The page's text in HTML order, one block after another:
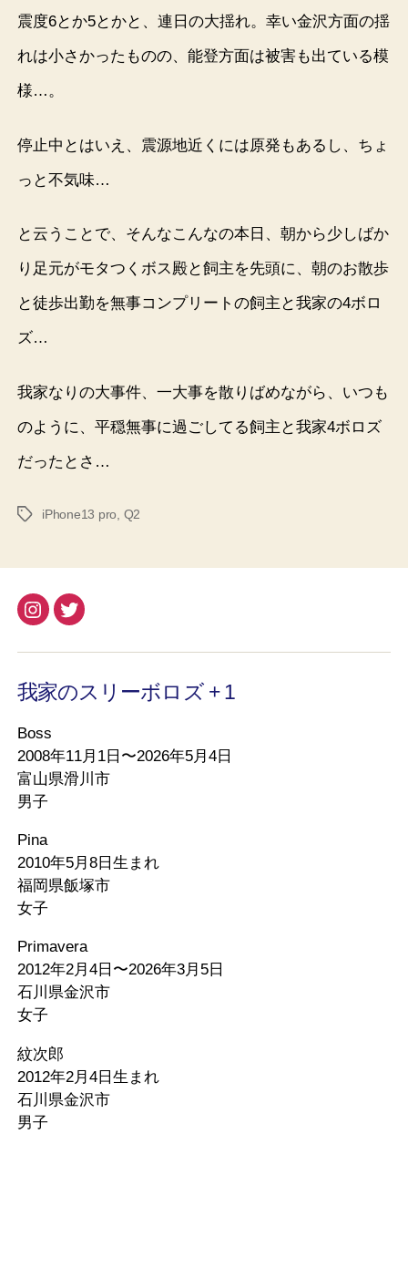
震度6とか5とかと、連日の大揺れ。幸い金沢方面の揺
れは小さかったものの、能登方面は被害も出ている模
様…。
停止中とはいえ、震源地近くには原発もあるし、ちょ
っと不気味…
と云うことで、そんなこんなの本日、朝から少しばか
り足元がモタつくボス殿と飼主を先頭に、朝のお散歩
と徒歩出勤を無事コンプリートの飼主と我家の4ボロ
ズ…
我家なりの大事件、一大事を散りばめながら、いつも
のように、平穏無事に過ごしてる飼主と我家4ボロズ
だったとさ…
タ
iPhone13 pro Q2
Instagram
Twitter
我家のスリーボロズ + 1
Boss
2008年11月1日〜2026年5月4日
富山県滑川市
男子
Pina
2010年5月8日生まれ
福岡県飯塚市
女子
Primavera
2012年2月4日〜2026年3月5日
石川県金沢市
女子
紋次郎
2012年2月4日生まれ
石川県金沢市
男子